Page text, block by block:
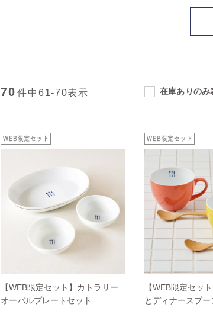
70 件中 61-70表示 在庫ありのみ
【WEB限定セット】カトラリー
オーバルプレートセット
【WEB限定セッ
とディナースプー